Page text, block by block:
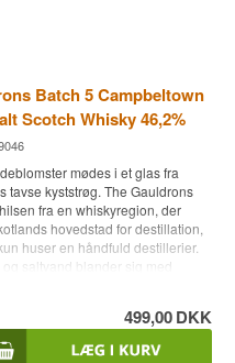
Batch 5 Campbeltown
Scotch Whisky 46,2%
mødes i et glas fra
tavse kyststrøg. The Gauldrons
fra en whiskyregion, der
hovedstad for destillation,
huser en håndfuld destillerier.
og saltvand blander sig med
en karakter, du ikke finder
beskrivelse
499,00DKK